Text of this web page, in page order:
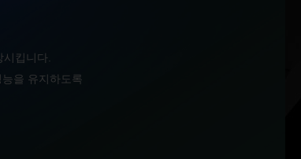
킵니다.
을 유지하도록